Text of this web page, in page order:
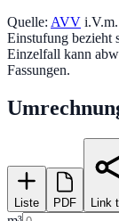
Quelle: AVV i.V.m.
Einstufung bezieht
Einzelfall kann
Fassungen.
Liste PDF Link